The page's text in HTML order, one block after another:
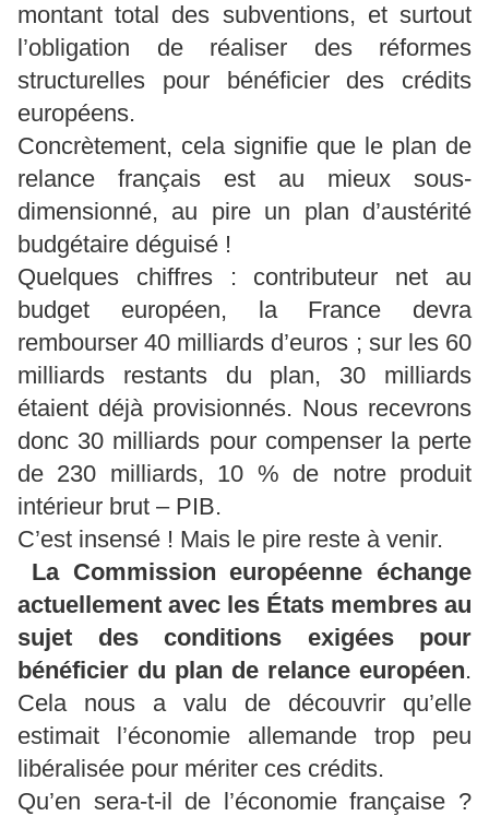
montant total des subventions, et surtout
l’obligation de réaliser des réformes
structurelles pour bénéficier des crédits
européens.
Concrètement, cela signifie que le plan de
relance français est au mieux sous-
dimensionné, au pire un plan d’austérité
budgétaire déguisé !
Quelques chiffres : contributeur net au
budget européen, la France devra
rembourser 40 milliards d’euros ; sur les 60
milliards restants du plan, 30 milliards
étaient déjà provisionnés. Nous recevrons
donc 30 milliards pour compenser la perte
de 230 milliards, 10 % de notre produit
intérieur brut – PIB.
C’est insensé ! Mais le pire reste à venir.
La Commission européenne échange
actuellement avec les États membres au
sujet des conditions exigées pour
bénéficier du plan de relance européen.
Cela nous a valu de découvrir qu’elle
estimait l’économie allemande trop peu
libéralisée pour mériter ces crédits.
Qu’en sera-t-il de l’économie française ?